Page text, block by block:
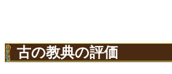
古の教典の評価